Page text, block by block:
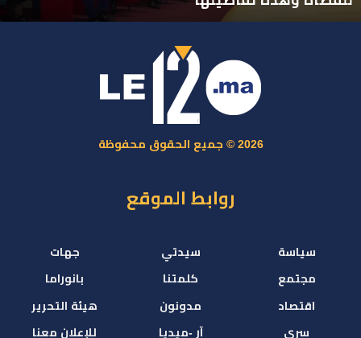
2026 © جميع الحقوق محفوظة
روابط الموقع
سياسة
مجتمع
اقتصاد
سري
سيدتي
كلمتنا
مدونون
آر -ميديا
جهات
بانوراما
هيئة التحرير
للإعلان معنا